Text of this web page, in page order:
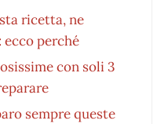
ricetta, ne
perché
con soli 3
sempre queste